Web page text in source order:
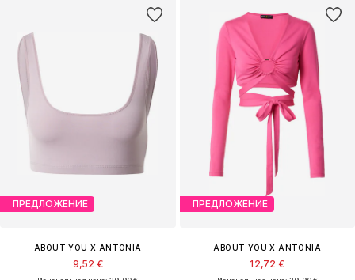
ПРЕДЛОЖЕНИЕ
ABOUT YOU X ANTONIA
9,52 €
ПРЕДЛОЖЕНИЕ
ABOUT YOU X ANTONIA
12,72 €